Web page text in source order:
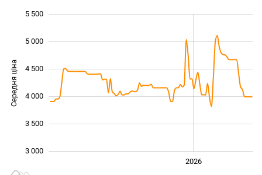
Середня ціна
3 000
3 500
4 000
4 500
5 000
5 500
2026